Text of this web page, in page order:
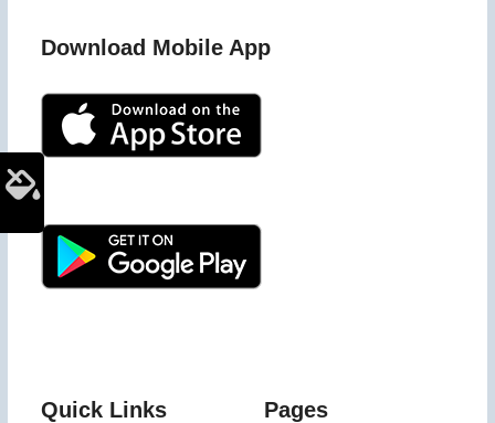
Download Mobile App
Quick Links Pages